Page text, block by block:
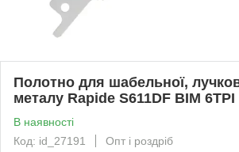
Полотно для шабельної,
металу Rapide S611DF BIM 6TPI
В наявності
Код: id_27191
Опт і роздріб